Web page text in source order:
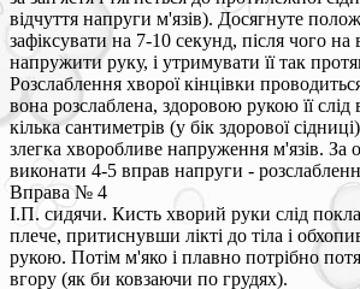
відчуття напруги м'язів). Досягнуте
зафіксувати на 7-10 секунд, після чого
напружити руку, і утримувати її так
Розслаблення хворої кінцівки
вона розслаблена, здоровою рукою її слід
кілька сантиметрів (у бік здорової
злегка хворобливе напруження м'язів. За
виконати 4-5 вправ напруги -
Вправа № 4
І.П. сидячи. Кисть хворий руки слід
плече, притиснувши лікті до тіла і
рукою. Потім м'яко і плавно потрібно
вгору (як би ковзаючи по грудях).